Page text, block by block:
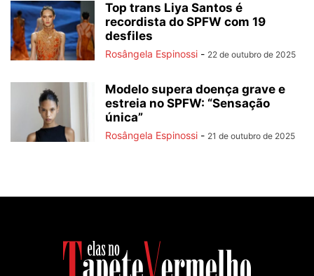
Top trans Liya Santos é
recordista do SPFW com 19
desfiles
Rosângela Espinossi - 22 de outubro de 2025
Modelo supera doença grave e
estreia no SPFW: “Sensação
única”
Rosângela Espinossi - 21 de outubro de 2025